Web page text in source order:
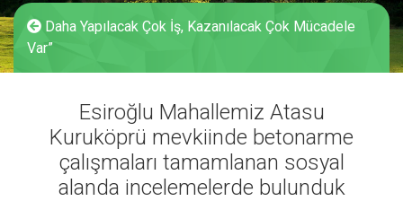
Daha Yapılacak Çok İş, Kazanılacak Çok Mücadele
Var”
Esiroğlu Mahallemiz Atasu
Kuruköprü mevkiinde betonarme
çalışmaları tamamlanan sosyal
alanda incelemelerde bulunduk